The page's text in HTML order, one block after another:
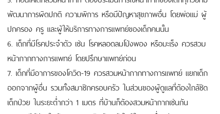
พัฒนาการผิดปกติ ความพิการ หรือมีปัญหาสุขภาพอื่น โดยพ่อแม่ ผู้
ปกครอง ครู และผู้ให้บริการทางการแพทย์ของเด็กคนนั้น
6. เด็กที่มีโรคประจำตัว เช่น โรคหลอดลมโป่งพอง หรือมะเร็ง ควรสวม
หน้ากากทางการแพทย์ โดยปรึกษาแพทย์ก่อน
7. เด็กที่มีอาการของโควิด-19 ควรสวมหน้ากากทางการแพทย์ แยกเด็ก
ออกจากผู้อื่น รวมทั้งสมาชิกครอบครัว ในส่วนของผู้ดูแลที่ต้องใกล้ชิด
เด็กป่วย ในระยะต่ำกว่า 1 เมตร ที่บ้านก็ต้องสวมหน้ากากเช่นกัน